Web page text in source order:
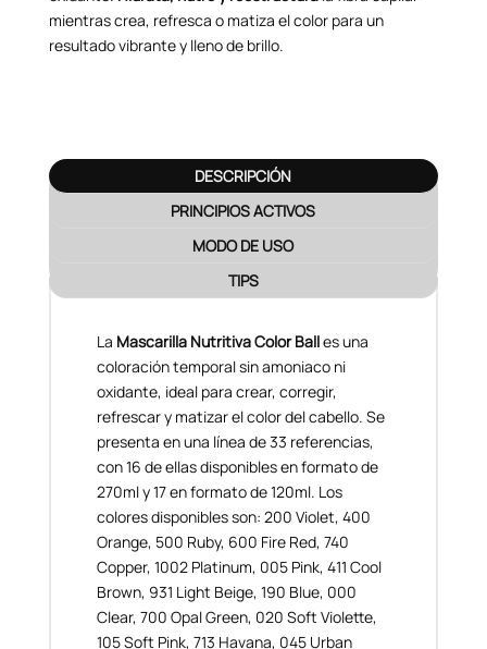
mientras crea, refresca o matiza el color para un
resultado vibrante y lleno de brillo.
DESCRIPCIÓN
PRINCIPIOS ACTIVOS
MODO DE USO
TIPS
La Mascarilla Nutritiva Color Balles una
coloración temporal sin amoniaco ni
oxidante, ideal para crear, corregir,
refrescar y matizar el color del cabello. Se
presenta en una línea de 33 referencias,
con 16 de ellas disponibles en formato de
270ml y 17 en formato de 120ml. Los
colores disponibles son: 200 Violet, 400
Orange, 500 Ruby, 600 Fire Red, 740
Copper, 1002 Platinum, 005 Pink, 411 Cool
Brown, 931 Light Beige, 190 Blue, 000
Clear, 700 Opal Green, 020 Soft Violette,
105 Soft Pink, 713 Havana, 045 Urban